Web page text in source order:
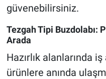
güvenebilirsiniz.
Tezgah Tipi Buzdolabı:
Arada
Hazırlık alanlarında
ürünlere anında